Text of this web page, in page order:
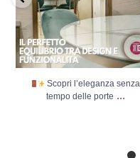
Scopri l’eleganza senza
tempo delle porte ...